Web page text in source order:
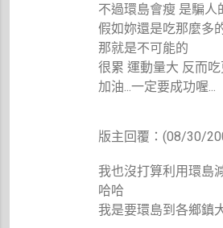
不過環島會瘦 是騙人
假如妳還是吃那麼多
那就是不可能的
很累 運動量大 反而
加油...一定要成功喔...
版主回覆：(08/30/
我也沒打算利用環島
哈哈
我是要環島到各鄉鎮